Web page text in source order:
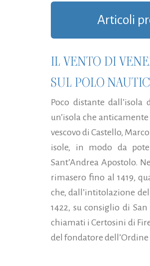
Articoli
IL VENTO DI
SUL POLO
Poco distante dall’isola
un’isola che
vescovo di Castello,
isole, in modo da
Sant’Andrea Apostolo.
rimasero fino al 1419,
che, dall’intitolazione
1422, su consiglio di
chiamati i Certosini di
del fondatore